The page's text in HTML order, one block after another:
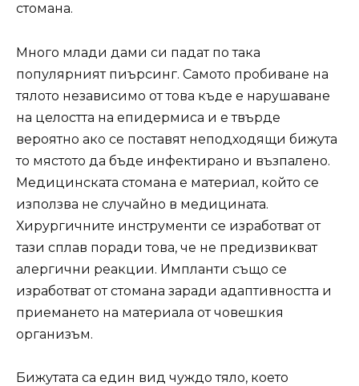
стомана.
Много млади дами си падат по така
популярният пиърсинг. Самото пробиване на
тялото независимо от това къде е нарушаване
на целостта на епидермиса и е твърде
вероятно ако се поставят неподходящи бижута
то мястото да бъде инфектирано и възпалено.
Медицинската стомана е материал, който се
използва не случайно в медицината.
Хирургичните инструменти се изработват от
тази сплав поради това, че не предизвикват
алергични реакции. Импланти също се
изработват от стомана заради адаптивността и
приемането на материала от човешкия
организъм.
Бижутата са един вид чуждо тяло, което